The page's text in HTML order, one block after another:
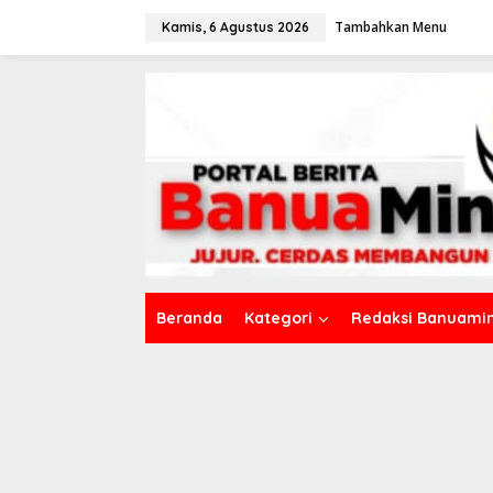
Kamis, 6 Agustus 2026 Tambahkan Menu
Beranda Kategori Redaksi